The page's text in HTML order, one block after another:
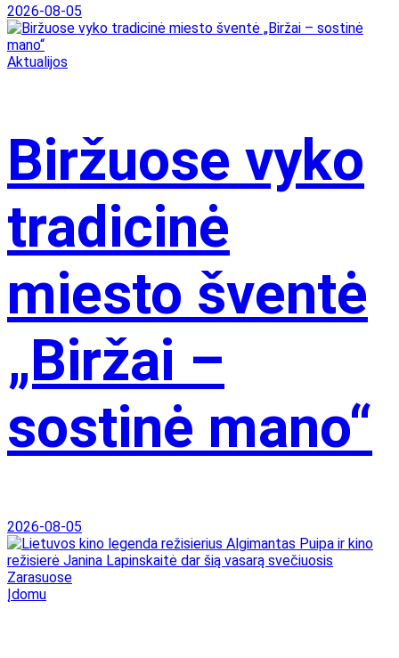
2026-08-05
Aktualijos
Biržuose vyko
tradicinė
miesto šventė
„Biržai –
sostinė mano“
2026-08-05
Įdomu